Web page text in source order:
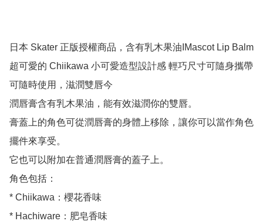
日本 Skater 正版授權商品，含有乳木果油IMascot Lip Balm
超可愛的 Chiikawa 小可愛造型設計感 輕巧尺寸可隨身攜帶
可隨時使用，滋潤雙唇今
潤唇膏含有乳木果油，能有效滋潤你的雙唇。
膏蓋上的角色可從潤唇膏的身體上移除，讓你可以當作角色
擺件來享受。
它也可以附加在普通潤唇膏的蓋子上。
角色包括：
* ﻿﻿﻿Chiikawa：櫻花香味
* ﻿﻿﻿Hachiware：肥皂香味